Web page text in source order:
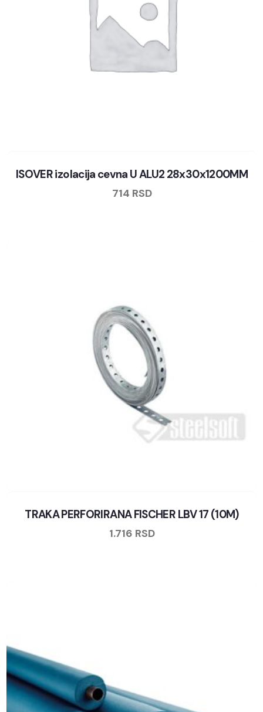
ISOVER izolacija cevna U ALU2 28x30x1200MM
714 RSD
TRAKA PERFORIRANA FISCHER LBV 17 (10M)
1.716 RSD